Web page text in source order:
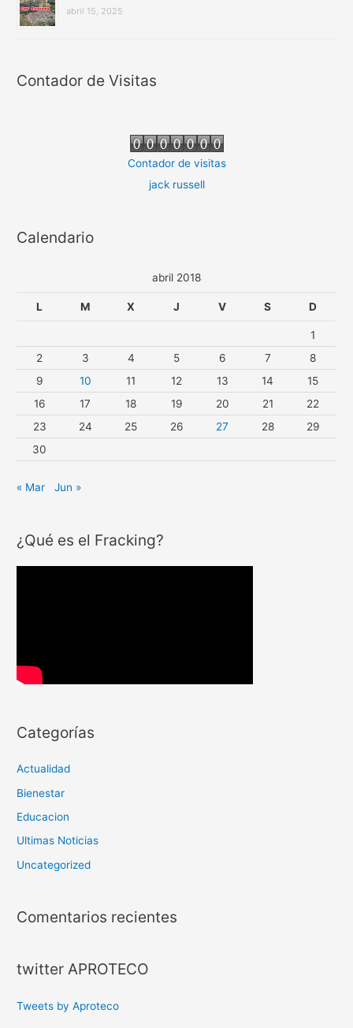
abril 15, 2025
Contador de Visitas
Contador de visitas
jack russell
Calendario
abril 2018
L M X J V S D
1
2
3 4 5 6 7
8
9
10 11 12 13 14
15
16
17 18 19 20 21
22
23
24 25 26 27 28
29
30
« Mar Jun »
¿Qué es el Fracking?
Categorías
Actualidad
Bienestar
Educacion
Ultimas Noticias
Uncategorized
Comentarios recientes
twitter APROTECO
Tweets by Aproteco